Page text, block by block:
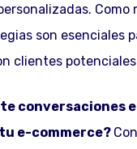
Como
son esenciales
clientes
conversaciones
e-commerce?